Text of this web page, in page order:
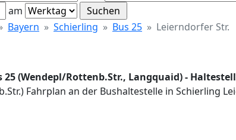
am
Bayern Schierling Bus 25 Leierndorfer Str.
(Wendepl/Rottenb.Str., Langquaid) -
Fahrplan an der Bushaltestelle in Schierling